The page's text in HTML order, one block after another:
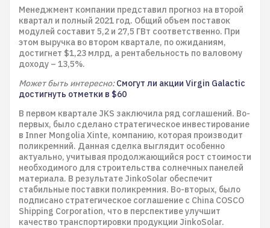
Менеджмент компании представил прогноз на второй
квартал и полный 2021 год. Общий объем поставок
модулей составит 5,2 и 27,5 ГВт соответственно. При
этом выручка во втором квартале, по ожиданиям,
достигнет $1,23 млрд, а рентабельность по валовому
доходу – 13,5%.
Может быть интересно: Смогут ли акции Virgin Galactic
достигнуть отметки в $60
В первом квартале JKS заключила ряд соглашений. Во-
первых, было сделано стратегическое инвестирование
в Inner Mongolia Xinte, компанию, которая производит
поликремний. Данная сделка выглядит особенно
актуально, учитывая продолжающийся рост стоимости
необходимого для строительства солнечных панелей
материала. В результате JinkoSolar обеспечит
стабильные поставки поликремния. Во-вторых, было
подписано стратегическое соглашение с China COSCO
Shipping Corporation, что в перспективе улучшит
качество транспортировки продукции JinkoSolar.